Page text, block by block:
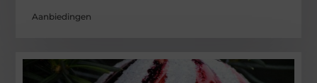
Aanbiedingen